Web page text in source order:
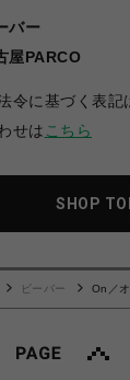
バー
屋PARCO
令に基づく表記
せは こちら
SHOP
ビーバー On／